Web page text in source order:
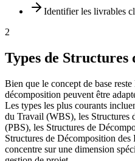
Identifier les livrables
2
Types de Structures
Bien que le concept de base
décomposition peuvent être
Les types les plus courants
du Travail (WBS), les Structures
(PBS), les Structures de
Structures de Décomposition
concentre sur une dimension